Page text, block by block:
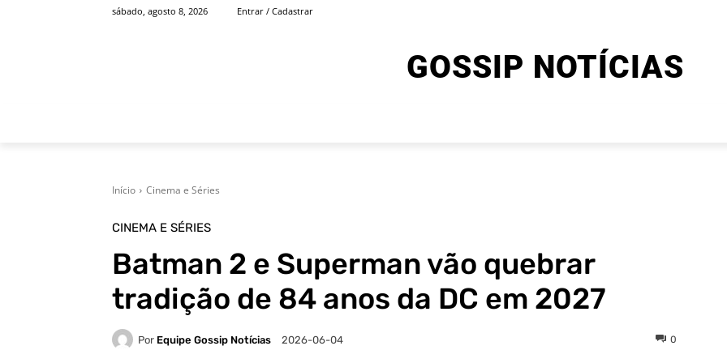
sábado, agosto 8, 2026 Entrar / Cadastrar
GOSSIP NOTÍCIAS
Início Cinema e Séries
CINEMA E SÉRIES
Batman 2 e Superman vão quebrar
tradição de 84 anos da DC em 2027
Por Equipe Gossip Notícias 2026-06-04 0